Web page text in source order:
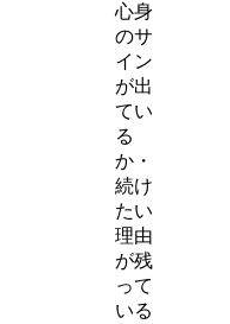
心身
のサ
イン
が出
てい
る
か・
続け
たい
理由
が残
って
いる